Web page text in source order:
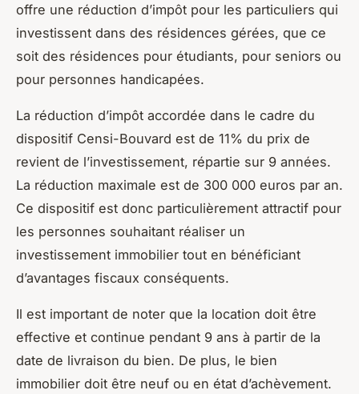
offre une réduction d’impôt pour les particuliers qui
investissent dans des résidences gérées, que ce
soit des résidences pour étudiants, pour seniors ou
pour personnes handicapées.
La réduction d’impôt accordée dans le cadre du
dispositif Censi-Bouvard est de 11% du prix de
revient de l’investissement, répartie sur 9 années.
La réduction maximale est de 300 000 euros par an.
Ce dispositif est donc particulièrement attractif pour
les personnes souhaitant réaliser un
investissement immobilier tout en bénéficiant
d’avantages fiscaux conséquents.
Il est important de noter que la location doit être
effective et continue pendant 9 ans à partir de la
date de livraison du bien. De plus, le bien
immobilier doit être neuf ou en état d’achèvement.